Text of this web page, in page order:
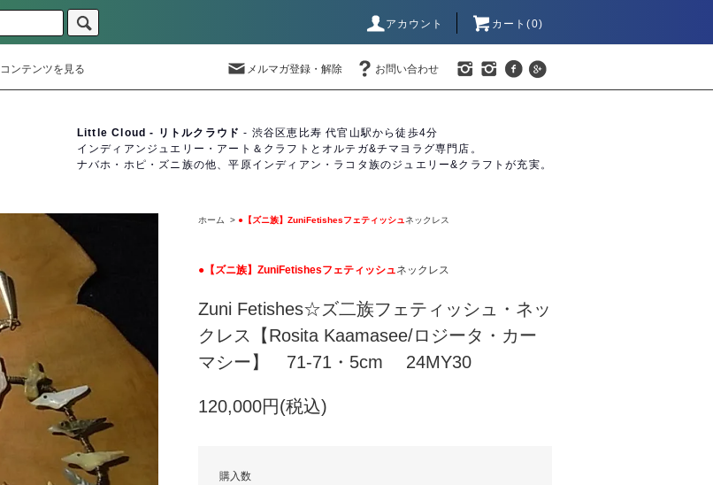
アカウント カート(0)
コンテンツを見る メルマガ登録・解除 お問い合わせ
Little Cloud - リトルクラウド - 渋谷区恵比寿 代官山駅から徒歩4分
インディアンジュエリー・アート＆クラフトとオルテガ&チマヨラグ専門店。
ナバホ・ホピ・ズニ族の他、平原インディアン・ラコタ族のジュエリー&クラフトが充実。
ホーム > ●【ズニ族】ZuniFetishesフェティッシュネックレス
●【ズニ族】ZuniFetishesフェティッシュネックレス
Zuni Fetishes☆ズ二族フェティッシュ・ネッ
クレス【Rosita Kaamasee/ロジータ・カー
マシー】 71-71・5cm 24MY30
120,000円(税込)
購入数